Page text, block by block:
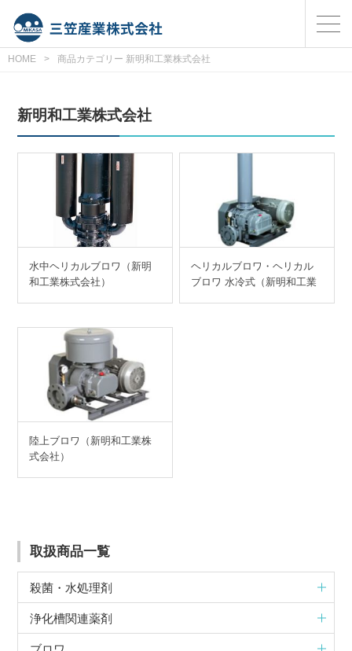
HOME > 商品カテゴリー 新明和工業株式会社
新明和工業株式会社
水中ヘリカルブロワ（新明
和工業株式会社）
ヘリカルブロワ・ヘリカル
ブロワ 水冷式（新明和工業
陸上ブロワ（新明和工業株
式会社）
取扱商品一覧
殺菌・水処理剤
浄化槽関連薬剤